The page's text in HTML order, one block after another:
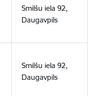
Smilšu iela 92,
Daugavpils
Smilšu iela 92,
Daugavpils